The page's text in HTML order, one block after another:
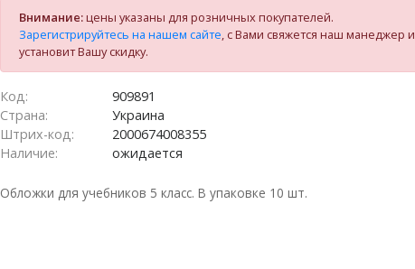
Внимание:цены указаны для розничных покупателей.
Зарегистрируйтесь на нашем сайте, с Вами свяжется наш манеджер и
установит Вашу скидку.
Код:
909891
Страна:
Украина
Штрих-код:
2000674008355
Наличие:
ожидается
Обложки для учебников 5 класс. В упаковке 10 шт.